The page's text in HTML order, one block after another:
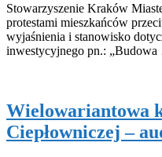
Stowarzyszenie Kraków
protestami mieszkańców
wyjaśnienia i stanowisko
inwestycyjnego pn.:
Wielowariantowa
Ciepłowniczej –